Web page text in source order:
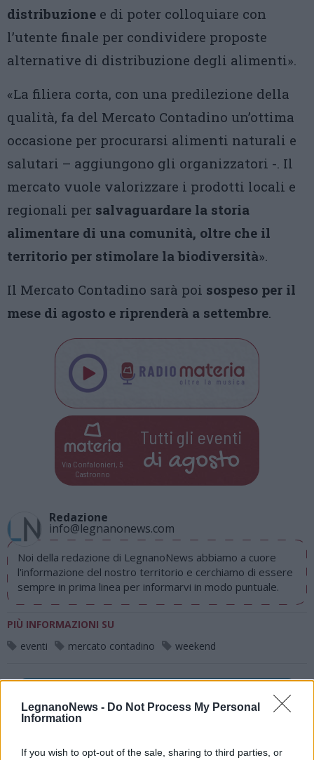
LegnanoNews - Do Not Process My Personal
Information
If you wish to opt-out of the sale, sharing to third parties, or
distribuzione e di poter colloquiare con
l’utente finale per condividere proposte
alternative di distribuzione degli alimenti».
«La filiera corta, con una predilezione della
qualità, fa del Mercato Contadino un’ottima
occasione per procurarsi alimenti naturali e
salutari – aggiungono gli organizzatori -. Il
mercato vuole valorizzare i prodotti locali e
regionali per salvaguardare la storia
alimentare di una comunità, oltre che il
territorio per stimolare la biodiversità».
Il Mercato Contadino sarà poi sospeso per il
mese di agosto e riprenderà a settembre.
Via Confalonieri, 5
Castronno
Tutti gli eventi
di agosto
Redazione
info@legnanonews.com
Noi della redazione di LegnanoNews abbiamo a cuore
l'informazione del nostro territorio e cerchiamo di essere
sempre in prima linea per informarvi in modo puntuale.
PIÙ INFORMAZIONI SU
eventi
mercato contadino weekend
ALTO MILANESE